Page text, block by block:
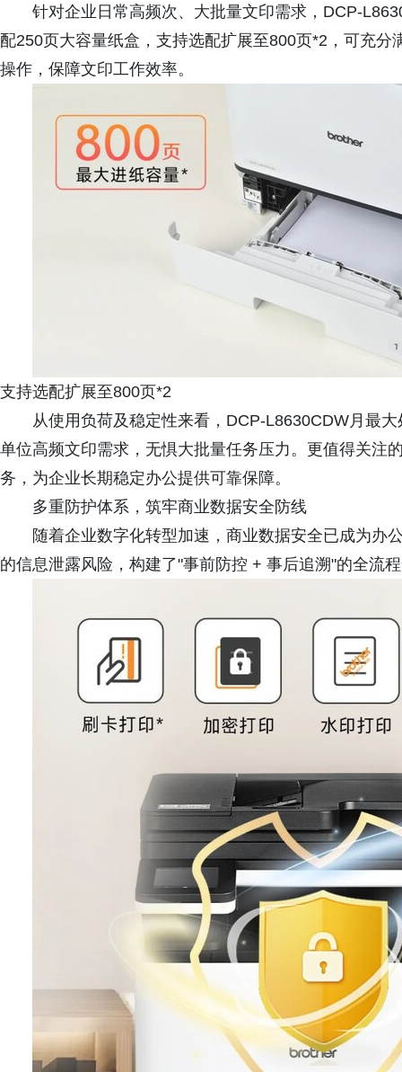
针对企业日常高频次、大批量文印需求，DCP-
配250页大容量纸盒，支持选配扩展至800页*2，可充
操作，保障文印工作效率。
支持选配扩展至800页*2
从使用负荷及稳定性来看，DCP-L8630CDW月最
单位高频文印需求，无惧大批量任务压力。更值得关注
务，为企业长期稳定办公提供可靠保障。
多重防护体系，筑牢商业数据安全防线
随着企业数字化转型加速，商业数据安全已成为办
的信息泄露风险，构建了"事前防控 + 事后追溯"的全流